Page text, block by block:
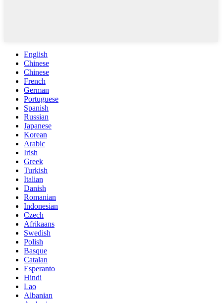
English
Chinese
Chinese
French
German
Portuguese
Spanish
Russian
Japanese
Korean
Arabic
Irish
Greek
Turkish
Italian
Danish
Romanian
Indonesian
Czech
Afrikaans
Swedish
Polish
Basque
Catalan
Esperanto
Hindi
Lao
Albanian